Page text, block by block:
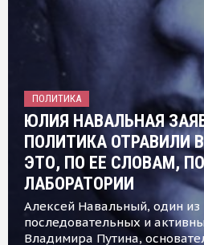
ПОЛИТИКА
ЮЛИЯ НАВАЛЬНАЯ
ПОЛИТИКА ОТРАВИЛИ
ЭТО, ПО ЕЕ СЛОВАМ,
ЛАБОРАТОРИИ
Алексей Навальный, один из
последовательных и
Владимира Путина,